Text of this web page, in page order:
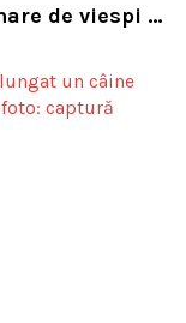
de viespi de